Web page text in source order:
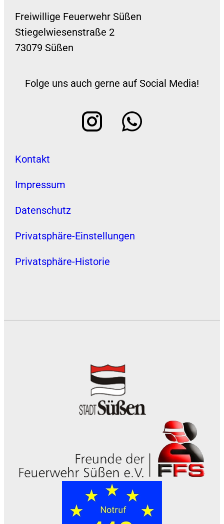
Freiwillige Feuerwehr Süßen
Stiegelwiesenstraße 2
73079 Süßen
Folge uns auch gerne auf Social Media!
Kontakt
Impressum
Datenschutz
Privatsphäre-Einstellungen
Privatsphäre-Historie